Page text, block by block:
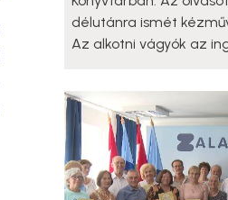
délutánra ismét
Az alkotni vágyók az